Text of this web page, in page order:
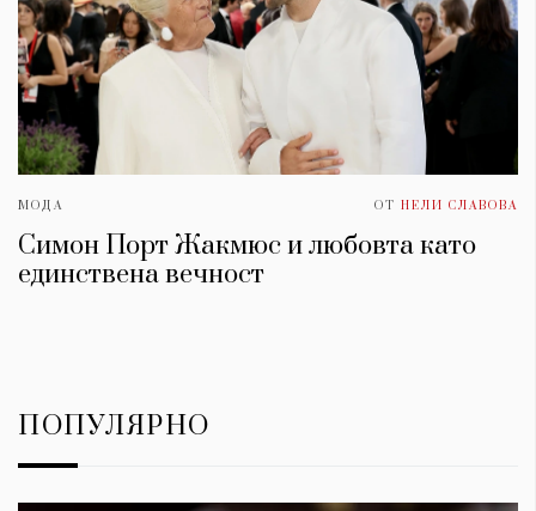
МОДА ОТ НЕЛИ СЛАВОВА
Симон Порт Жакмюс и любовта като
единствена вечност
ПОПУЛЯРНО